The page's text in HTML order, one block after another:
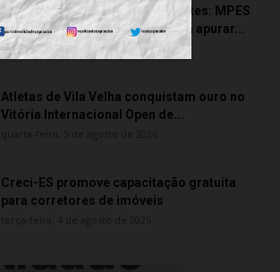
Transporte particular de pacientes: MPES
aciona Câmara de Anchieta para apurar...
quarta-feira, 5 de agosto de 2026
Atletas de Vila Velha conquistam ouro no
Vitória Internacional Open de...
Creci-ES promove capacitação gratuita
para corretores de imóveis